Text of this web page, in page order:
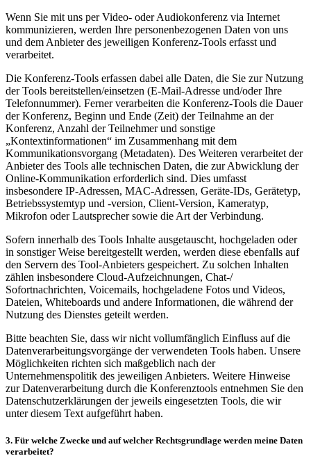
Wenn Sie mit uns per Video- oder Audiokonferenz via Internet
kommunizieren, werden Ihre personenbezogenen Daten von uns
und dem Anbieter des jeweiligen Konferenz-Tools erfasst und
verarbeitet.
Die Konferenz-Tools erfassen dabei alle Daten, die Sie zur Nutzung
der Tools bereitstellen/einsetzen (E-Mail-Adresse und/oder Ihre
Telefonnummer). Ferner verarbeiten die Konferenz-Tools die Dauer
der Konferenz, Beginn und Ende (Zeit) der Teilnahme an der
Konferenz, Anzahl der Teilnehmer und sonstige
„Kontextinformationen“ im Zusammenhang mit dem
Kommunikationsvorgang (Metadaten). Des Weiteren verarbeitet der
Anbieter des Tools alle technischen Daten, die zur Abwicklung der
Online-Kommunikation erforderlich sind. Dies umfasst
insbesondere IP-Adressen, MAC-Adressen, Geräte-IDs, Gerätetyp,
Betriebssystemtyp und -version, Client-Version, Kameratyp,
Mikrofon oder Lautsprecher sowie die Art der Verbindung.
Sofern innerhalb des Tools Inhalte ausgetauscht, hochgeladen oder
in sonstiger Weise bereitgestellt werden, werden diese ebenfalls auf
den Servern des Tool-Anbieters gespeichert. Zu solchen Inhalten
zählen insbesondere Cloud-Aufzeichnungen, Chat-/
Sofortnachrichten, Voicemails, hochgeladene Fotos und Videos,
Dateien, Whiteboards und andere Informationen, die während der
Nutzung des Dienstes geteilt werden.
Bitte beachten Sie, dass wir nicht vollumfänglich Einfluss auf die
Datenverarbeitungsvorgänge der verwendeten Tools haben. Unsere
Möglichkeiten richten sich maßgeblich nach der
Unternehmenspolitik des jeweiligen Anbieters. Weitere Hinweise
zur Datenverarbeitung durch die Konferenztools entnehmen Sie den
Datenschutzerklärungen der jeweils eingesetzten Tools, die wir
unter diesem Text aufgeführt haben.
3. Für welche Zwecke und auf welcher Rechtsgrundlage werden meine Daten
verarbeitet?